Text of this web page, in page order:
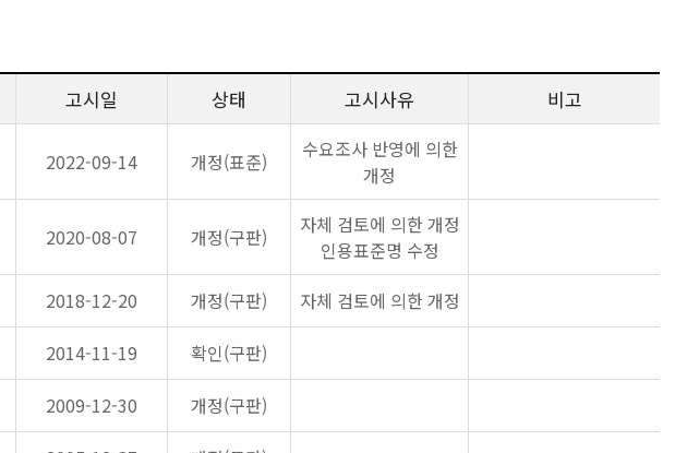
고시일 상태 고시사유 비고
2022-09-14 개정(표준)
수요조사 반영에 의한
개정
2020-08-07 개정(구판)
자체 검토에 의한 개정
인용표준명 수정
2018-12-20 개정(구판) 자체 검토에 의한 개정
2014-11-19 확인(구판)
2009-12-30 개정(구판)